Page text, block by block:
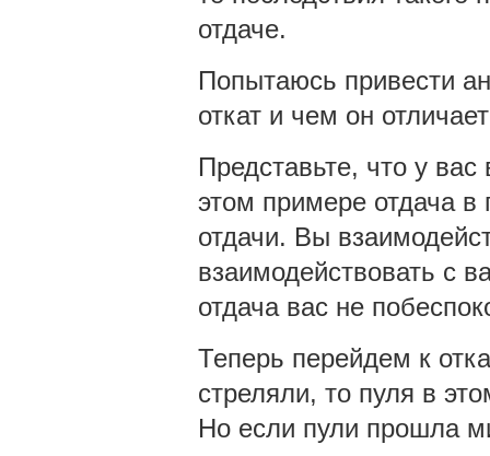
отдаче.
Попытаюсь привести
откат и чем он
Представьте, что у
этом примере отдача в
отдачи. Вы
взаимодействовать с
отдача вас не
Теперь перейдем к
стреляли, то пуля в
Но если пули прошла